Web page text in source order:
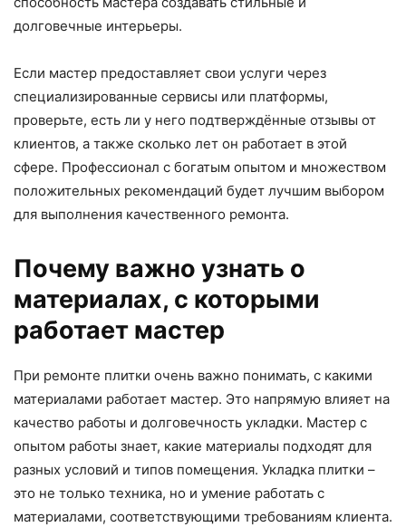
долговечные интерьеры.
Если мастер предоставляет свои услуги через
специализированные сервисы или платформы,
проверьте, есть ли у него подтверждённые отзывы от
клиентов, а также сколько лет он работает в этой
сфере. Профессионал с богатым опытом и множеством
положительных рекомендаций будет лучшим выбором
для выполнения качественного ремонта.
Почему важно узнать о
материалах, с которыми
работает мастер
При ремонте плитки очень важно понимать, с какими
материалами работает мастер. Это напрямую влияет на
качество работы и долговечность укладки. Мастер с
опытом работы знает, какие материалы подходят для
разных условий и типов помещения. Укладка плитки –
это не только техника, но и умение работать с
материалами, соответствующими требованиям клиента.